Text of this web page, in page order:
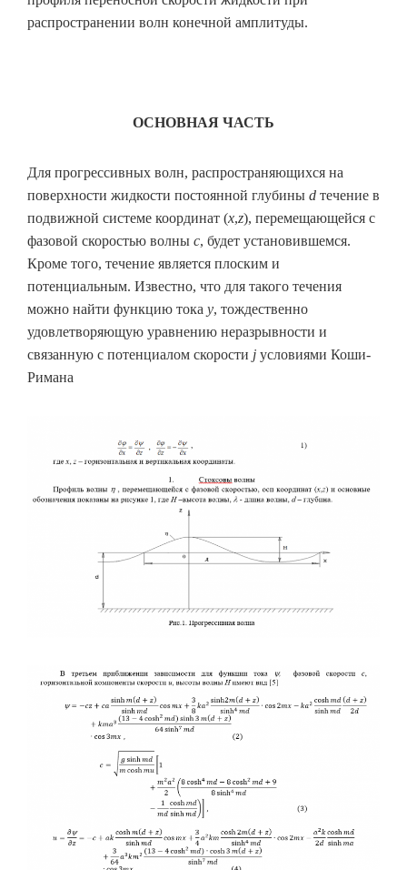
распространении волн конечной амплитуды.
ОСНОВНАЯ ЧАСТЬ
Для прогрессивных волн, распространяющихся на
поверхности жидкости постоянной глубины d течение в
подвижной системе координат (x,z), перемещающейся с
фазовой скоростью волны c, будет установившемся.
Кроме того, течение является плоским и
потенциальным. Известно, что для такого течения
можно найти функцию тока y, тождественно
удовлетворяющую уравнению неразрывности и
связанную с потенциалом скорости j условиями Коши-
Римана